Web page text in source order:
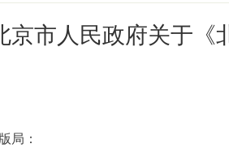
政策兑现
京市人民政府关于《
局：